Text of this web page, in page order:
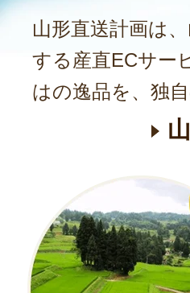
山形直送計画は
する産直ECサー
はの逸品を、独